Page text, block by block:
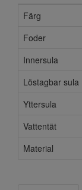
Färg
Foder
Innersula
Löstagbar sula
Yttersula
Vattentät
Material